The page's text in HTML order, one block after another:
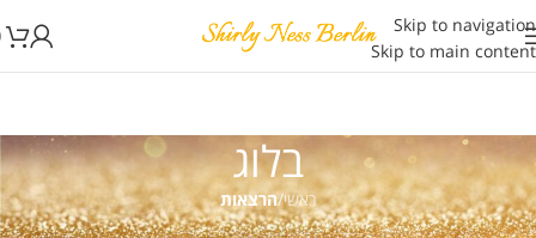
Skip to navigation
Skip to main content
בלוג
ראשי/הרצאות
הרצאות,חשיבה חיובית,חשיבה חיובית מאמרים,כללי,מחשבה חיובית